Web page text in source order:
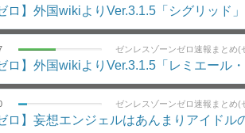
ロ】外国wikiよりVer.3.1.5「シグリッド
ゼンレスゾーンゼロ速報まとめ(
ロ】外国wikiよりVer.3.1.5「レミエール
ゼンレスゾーンゼロ速報まとめ(
ロ】妄想エンジェルはあんまりアイドル